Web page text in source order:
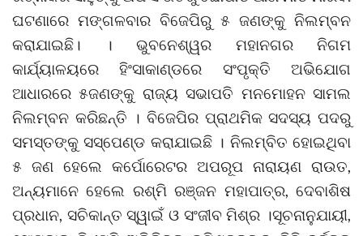
ଘଟଣାରେ ମଙ୍ଗଳବାର ବିଜେପିରୁ ୫ ଜଣଙ୍କୁ ନିଲମ୍ବନ
କରାଯାଇଛି। । ଭୁବନେଶ୍ୱର ମହାନଗର ନିଗମ
କାର୍ଯ୍ୟାଳୟରେ ହିଂସାକାଣ୍ଡରେ ସଂପୃକ୍ତି ଅଭିଯୋଗ
ଆଧାରରେ ୫ଜଣଙ୍କୁ ରାଜ୍ୟ ସଭାପତି ମନମୋହନ ସାମଲ
ନିଲମ୍ବନ କରିଛନ୍ତି । ବିଜେପିର ପ୍ରାଥମିକ ସଦସ୍ୟ ପଦରୁ
ସମସ୍ତଙ୍କୁ ସସ୍‌ପେଣ୍ଡ କରାଯାଇଛି । ନିଲମ୍ବିତ ହୋଇଥିବା
୫ ଜଣ ହେଲେ କର୍ପୋରେଟର ଅପରୂପ ନାରାୟଣ ରାଉତ,
ଅନ୍ୟମାନେ ହେଲେ ରଶ୍ମି ରଞ୍ଜନ ମହାପାତ୍ର, ଦେବାଶିଷ
ପ୍ରଧାନ, ସଚିକାନ୍ତ ସ୍ୱାଇଁ ଓ ସଂଜୀବ ମିଶ୍ର ।ସୂଚନାନୁଯାୟୀ,